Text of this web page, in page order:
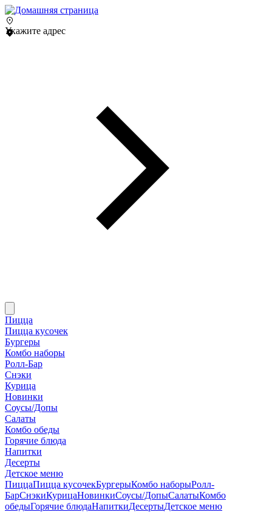
Укажите адрес
Пицца
Пицца кусочек
Бургеры
Комбо наборы
Ролл-Бар
Снэки
Курица
Новинки
Соусы/Допы
Салаты
Комбо обеды
Горячие блюда
Напитки
Десерты
Детское меню
ПиццаПицца кусочекБургерыКомбо наборыРолл-
БарСнэкиКурицаНовинкиСоусы/ДопыСалатыКомбо
обедыГорячие блюдаНапиткиДесертыДетское меню